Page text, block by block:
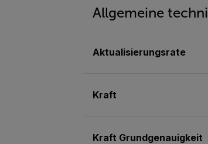
Allgemeine
Aktualisierungsrate
Kraft
Kraft Grundgenauigkeit